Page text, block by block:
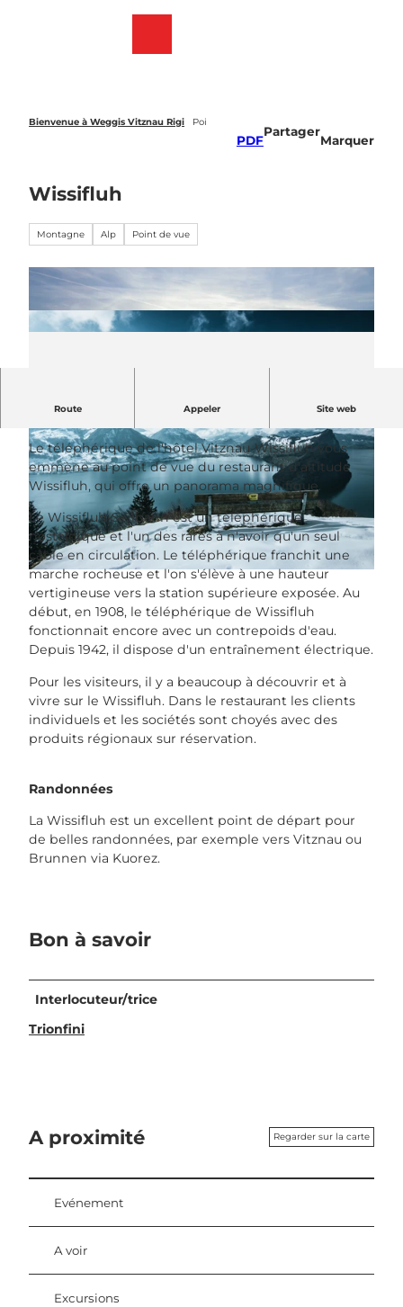
Bienvenue à Weggis Vitznau Rigi Poi
PDF
Partager
Marquer
Wissifluh
Montagne Alp Point de vue
© Luzern Tourismus, Lorenz Andreas Fischer |CC-BY
© Luzern Tourismus, Marvinho dos Santos | CC-BY
Route Appeler Site web
Explorer la Wissifluh en téléphérique
Le téléphérique de l'hôtel Vitznau-Wissifluh vous
emmène au point de vue du restaurant d'altitude
Wissifluh, qui offre un panorama magnifique.
LeWissifluh-Seilbahnest un téléphérique
nostalgique et l'un des rares à n'avoir qu'un seul
câble en circulation. Le téléphérique franchit une
marche rocheuse et l'on s'élève à une hauteur
vertigineuse vers la station supérieure exposée. Au
début, en 1908, le téléphérique de Wissifluh
fonctionnait encore avec un contrepoids d'eau.
Depuis 1942, il dispose d'un entraînement électrique.
Pour les visiteurs, il y a beaucoup à découvrir et à
vivre sur le Wissifluh. Dans le restaurant les clients
individuels et les sociétés sont choyés avec des
produits régionaux sur réservation.
Randonnées
La Wissifluh est un excellent point de départ pour
de belles randonnées, par exemple vers Vitznau ou
Brunnen via Kuorez.
Bon à savoir
Interlocuteur/trice
Trionfini
A proximité Regarder sur la carte
Evénement
A voir
Excursions